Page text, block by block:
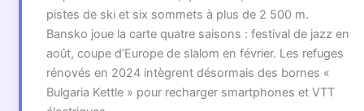
pistes de ski et six sommets à plus de 2 500 m.
Bansko joue la carte quatre saisons : festival de jazz en
août, coupe d’Europe de slalom en février. Les refuges
rénovés en 2024 intègrent désormais des bornes «
Bulgaria Kettle » pour recharger smartphones et VTT